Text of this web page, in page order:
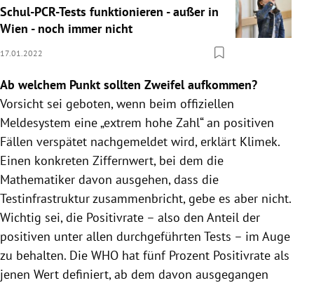
Schul-PCR-Tests funktionieren - außer in
Wien - noch immer nicht
17.01.2022
Ab welchem Punkt sollten Zweifel aufkommen?
Vorsicht sei geboten, wenn beim offiziellen
Meldesystem eine „extrem hohe Zahl“ an positiven
Fällen verspätet nachgemeldet wird, erklärt Klimek.
Einen konkreten Ziffernwert, bei dem die
Mathematiker davon ausgehen, dass die
Testinfrastruktur zusammenbricht, gebe es aber nicht.
Wichtig sei, die Positivrate – also den Anteil der
positiven unter allen durchgeführten Tests – im Auge
zu behalten. Die WHO hat fünf Prozent Positivrate als
jenen Wert definiert, ab dem davon ausgegangen